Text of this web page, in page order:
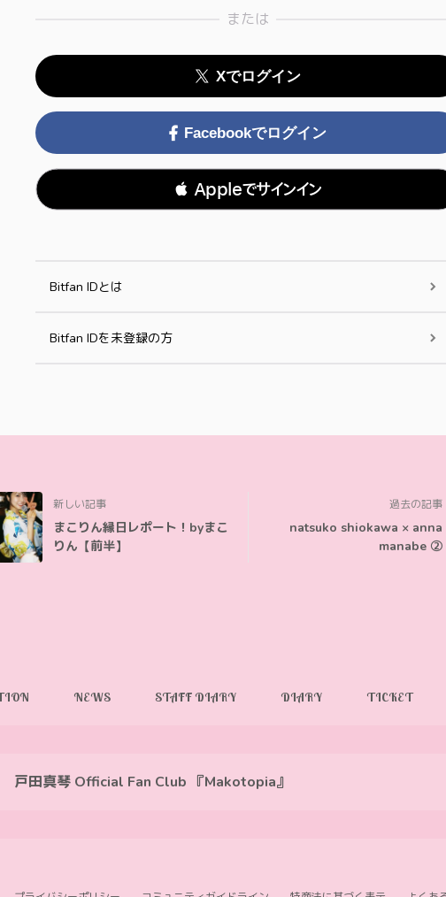
または
Xでログイン
Facebookでログイン
 Appleでサインイン
Bitfan IDとは
Bitfan IDを未登録の方
新しい記事
まこりん縁日レポート！byまこ
りん【前半】
過去の記事
natsuko shiokawa × anna
manabe ②
NEWS STAFF DIARY DIARY TICKET
戸田真琴 Official Fan Club 『Makotopia』